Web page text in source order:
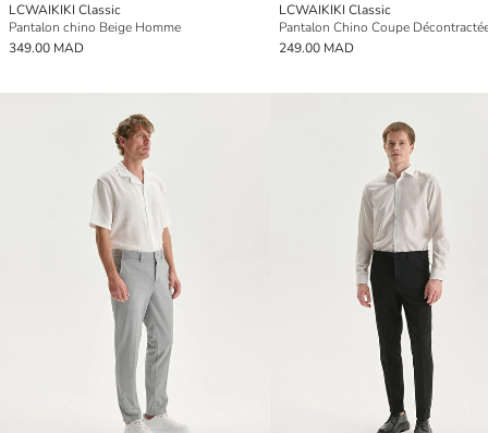
LCWAIKIKI Classic
Pantalon chino Beige Homme
349.00 MAD
LCWAIKIKI Classic
249.00 MAD